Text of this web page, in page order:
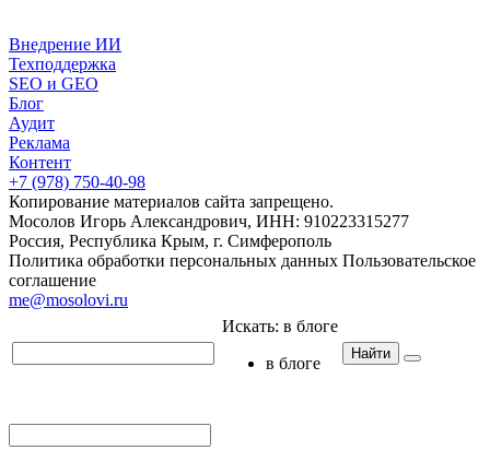
Внедрение ИИ
Техподдержка
SEO и GEO
Блог
Аудит
Реклама
Контент
+7 (978) 750-40-98
Копирование материалов сайта запрещено.
Мосолов Игорь Александрович, ИНН: 910223315277
Россия, Республика Крым, г. Симферополь
Политика обработки персональных данных Пользовательское
соглашение
me@mosolovi.ru
Искать: в блоге
в блоге
Найти